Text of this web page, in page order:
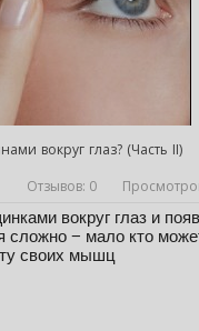
вокруг глаз? (Часть II)
Отзывов: 0
вокруг глаз и
сложно − мало кто
своих мышц